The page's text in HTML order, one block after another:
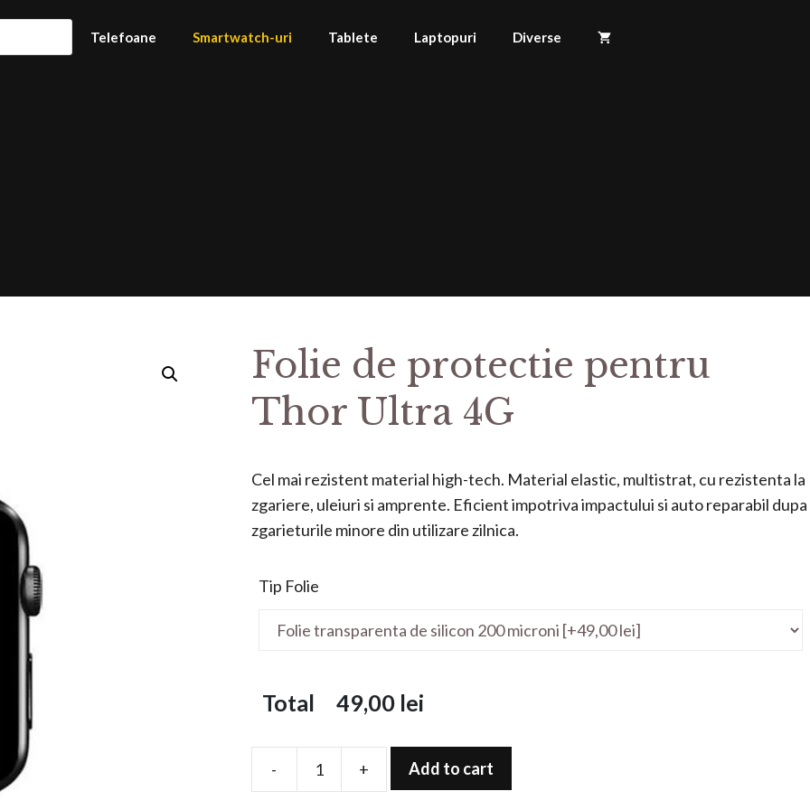
Telefoane Smartwatch-uri Tablete Laptopuri Diverse
Folie de protectie pentru
Thor Ultra 4G
Cel mai rezistent material high-tech. Material elastic, multistrat, cu rezistenta la
zgariere, uleiuri si amprente. Eficient impotriva impactului si auto reparabil dupa
zgarieturile minore din utilizare zilnica.
Tip Folie
Total 49,00lei
- + Add to cart